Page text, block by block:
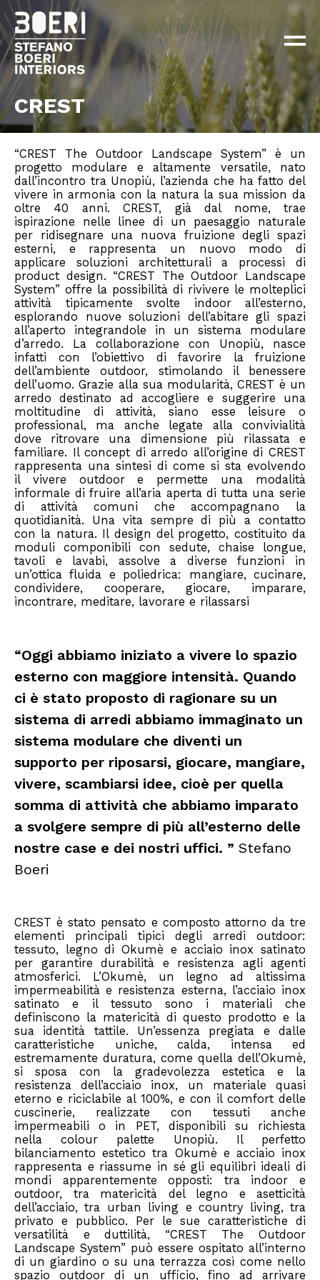
×
ABOUT
PROGETTI
NEWS
CONTATTI
EN IT
CREST
“CREST The Outdoor Landscape System” è un
progetto modulare e altamente versatile, nato
dall’incontro tra Unopiù, l’azienda che ha fatto del
vivere in armonia con la natura la sua mission da
oltre 40 anni. CREST, già dal nome, trae
ispirazione nelle linee di un paesaggio naturale
per ridisegnare una nuova fruizione degli spazi
esterni, e rappresenta un nuovo modo di
applicare soluzioni architetturali a processi di
product design. “CREST The Outdoor Landscape
System” offre la possibilità di rivivere le molteplici
attività tipicamente svolte indoor all’esterno,
esplorando nuove soluzioni dell’abitare gli spazi
all’aperto integrandole in un sistema modulare
d’arredo. La collaborazione con Unopiù, nasce
infatti con l’obiettivo di favorire la fruizione
dell’ambiente outdoor, stimolando il benessere
dell’uomo. Grazie alla sua modularità, CREST è un
arredo destinato ad accogliere e suggerire una
moltitudine di attività, siano esse leisure o
professional, ma anche legate alla convivialità
dove ritrovare una dimensione più rilassata e
familiare. Il concept di arredo all’origine di CREST
rappresenta una sintesi di come si sta evolvendo
il vivere outdoor e permette una modalità
informale di fruire all’aria aperta di tutta una serie
di attività comuni che accompagnano la
quotidianità. Una vita sempre di più a contatto
con la natura. Il design del progetto, costituito da
moduli componibili con sedute, chaise longue,
tavoli e lavabi, assolve a diverse funzioni in
un’ottica fluida e poliedrica: mangiare, cucinare,
condividere, cooperare, giocare, imparare,
incontrare, meditare, lavorare e rilassarsi
“Oggi abbiamo iniziato a vivere lo spazio
esterno con maggiore intensità. Quando
ci è stato proposto di ragionare su un
sistema di arredi abbiamo immaginato un
sistema modulare che diventi un
supporto per riposarsi, giocare, mangiare,
vivere, scambiarsi idee, cioè per quella
somma di attività che abbiamo imparato
a svolgere sempre di più all’esterno delle
nostre case e dei nostri uffici. ” Stefano
Boeri
CREST è stato pensato e composto attorno da tre
elementi principali tipici degli arredi outdoor:
tessuto, legno di Okumè e acciaio inox satinato
per garantire durabilità e resistenza agli agenti
atmosferici. L’Okumè, un legno ad altissima
impermeabilità e resistenza esterna, l’acciaio inox
satinato e il tessuto sono i materiali che
definiscono la matericità di questo prodotto e la
sua identità tattile. Un’essenza pregiata e dalle
caratteristiche uniche, calda, intensa ed
estremamente duratura, come quella dell’Okumè,
si sposa con la gradevolezza estetica e la
resistenza dell’acciaio inox, un materiale quasi
eterno e riciclabile al 100%, e con il comfort delle
cuscinerie, realizzate con tessuti anche
impermeabili o in PET, disponibili su richiesta
nella colour palette Unopiù. Il perfetto
bilanciamento estetico tra Okumè e acciaio inox
rappresenta e riassume in sé gli equilibri ideali di
mondi apparentemente opposti: tra indoor e
outdoor, tra matericità del legno e asetticità
dell’acciaio, tra urban living e country living, tra
privato e pubblico. Per le sue caratteristiche di
versatilità e duttilità, “CREST The Outdoor
Landscape System” può essere ospitato all’interno
di un giardino o su una terrazza così come nello
spazio outdoor di un ufficio, fino ad arrivare